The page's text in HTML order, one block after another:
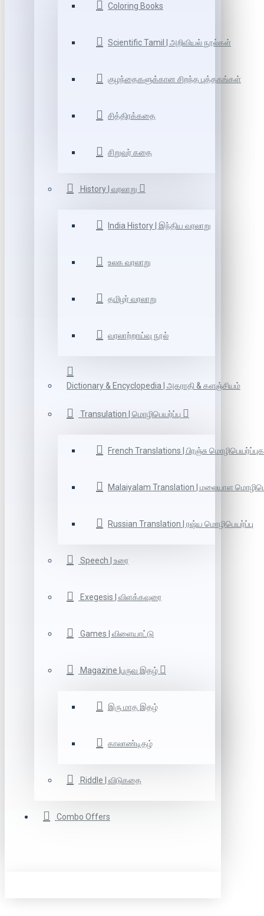
Coloring Books
Scientific Tamil | அறிவியல் நூல்கள்
குழந்தைகளுக்கான சிறந்த புத்தகங்கள்
சித்திரக்கதை
சிறுவர் கதை
History | வரலாறு
India History | இந்திய வரலாறு
உலக வரலாறு
தமிழர் வரலாறு
வரலாற்றாய்வு நூல்
Dictionary & Encyclopedia | அகராதி & களஞ்சியம்
Transulation | மொழிபெயர்ப்பு
French Translations | பிரஞ்சு
Malaiyalam Translation | மலையாள
Russian Translation | ரஷ்ய மொழிபெயர்ப்பு
Speech | உரை
Exegesis | விளக்கவுரை
Games | விளையாட்டு
Magazine |பருவ இதழ்
இரு மாத இதழ்
காலாண்டிதழ்
Riddle | விடுகதை
Combo Offers